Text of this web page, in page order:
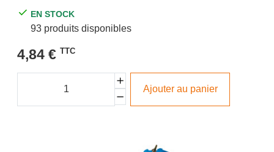
EN STOCK
93 produits disponibles
4,84 € TTC
Ajouter au panier